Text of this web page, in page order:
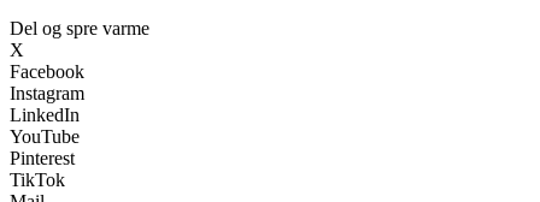
Del og spre varme
X
Facebook
Instagram
LinkedIn
YouTube
Pinterest
TikTok